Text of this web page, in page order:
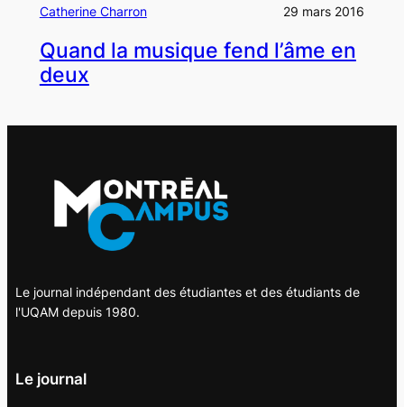
Catherine Charron 29 mars 2016
Quand la musique fend l’âme en
deux
Le journal indépendant des étudiantes et des étudiants de
l'UQAM depuis 1980.
Le journal